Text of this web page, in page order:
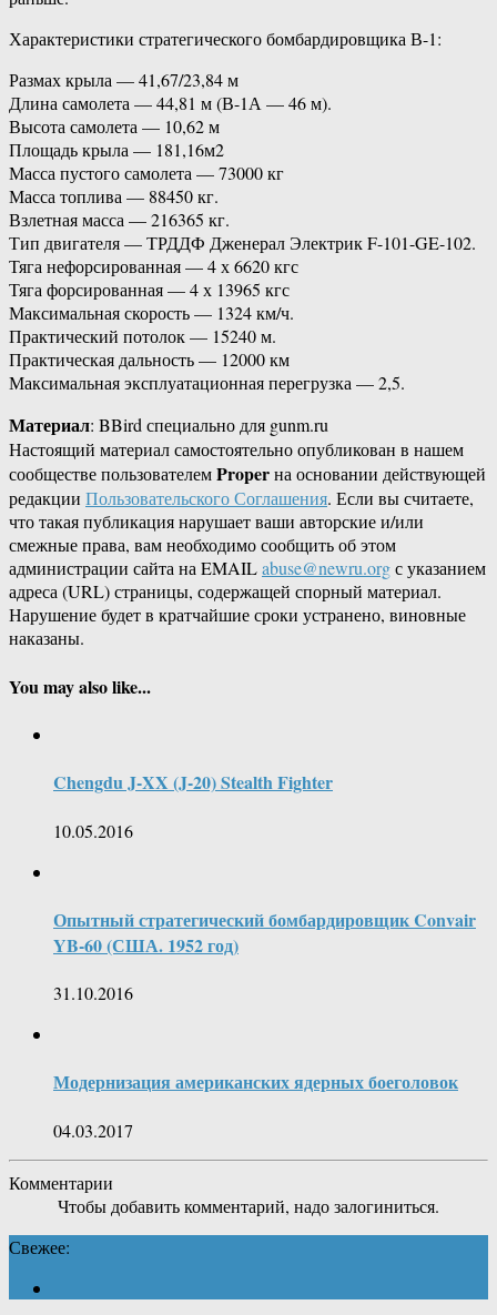
Характеристики стратегического бомбардировщика В-1:
Размах крыла — 41,67/23,84 м
Длина самолета — 44,81 м (В-1А — 46 м).
Высота самолета — 10,62 м
Площадь крыла — 181,16м2
Масса пустого самолета — 73000 кг
Масса топлива — 88450 кг.
Взлетная масса — 216365 кг.
Тип двигателя — ТРДДФ Дженерал Электрик F-101-GE-102.
Тяга нефорсированная — 4 х 6620 кгс
Тяга форсированная — 4 х 13965 кгс
Максимальная скорость — 1324 км/ч.
Практический потолок — 15240 м.
Практическая дальность — 12000 км
Максимальная эксплуатационная перегрузка — 2,5.
Материал: BBird специально для gunm.ru
Настоящий материал самостоятельно опубликован в нашем
сообществе пользователемProperна основании действующей
редакции Пользовательского Соглашения. Если вы считаете,
что такая публикация нарушает ваши авторские и/или
смежные права, вам необходимо сообщить об этом
администрации сайта на EMAILabuse@newru.orgс указанием
адреса (URL) страницы, содержащей спорный материал.
Нарушение будет в кратчайшие сроки устранено, виновные
наказаны.
You may also like...
Chengdu J-XX (J-20) Stealth Fighter
10.05.2016
Опытный стратегический бомбардировщик Convair
YB-60 (США. 1952 год)
31.10.2016
Модернизация американских ядерных боеголовок
04.03.2017
Комментарии
Чтобы добавить комментарий, надо залогиниться.
Свежее: